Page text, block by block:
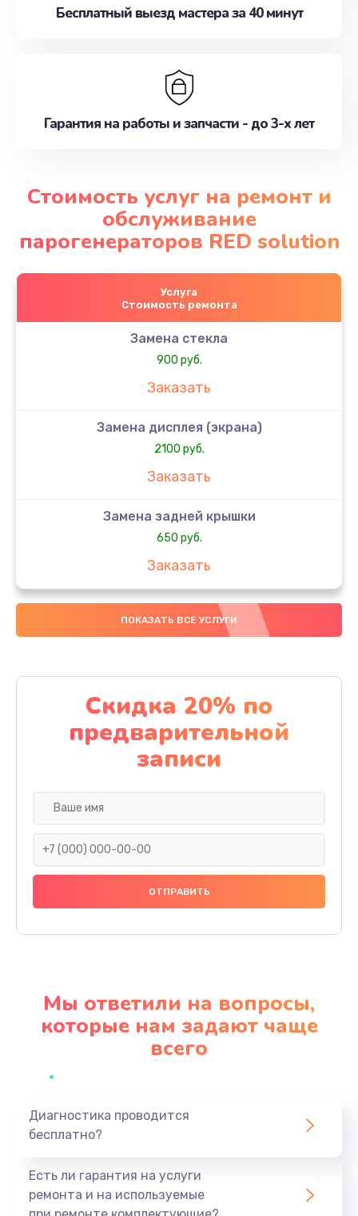
Бесплатный выезд мастера за 40 минут
Гарантия на работы и запчасти - до 3-х лет
Стоимость услуг на ремонт и
обслуживание
парогенераторов RED solution
Услуга
Стоимость ремонта
Замена стекла
900 руб.
Заказать
Замена дисплея (экрана)
2100 руб.
Заказать
Замена задней крышки
650 руб.
Заказать
Замена аккумулятора
4000 руб.
Замена материнской платы
1100 руб.
Заказать
Замена праймера
1000 руб.
Заказать
Профилактическая чистка
Заказать
ПОКАЗАТЬ ВСЕ УСЛУГИ
Скидка 20% по
предварительной
записи
Мы ответили на вопросы,
которые нам задают чаще
всего
Диагностика проводится
бесплатно?
Есть ли гарантия на услуги
ремонта и на используемые